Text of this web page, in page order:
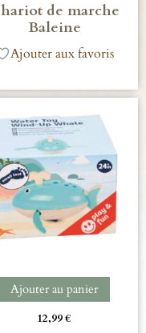
de marche
Baleine
Ajouter aux favoris
Ajouter au panier
12,99€